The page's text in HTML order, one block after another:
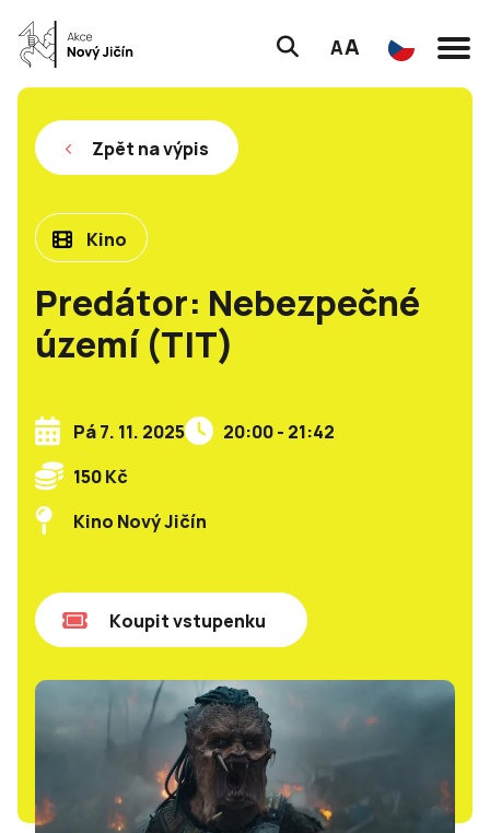
AA
Zpět na výpis
Kino
Predátor: Nebezpečné
území (TIT)
Pá 7. 11. 2025
20:00 - 21:42
150 Kč
Kino Nový Jičín
Koupit vstupenku